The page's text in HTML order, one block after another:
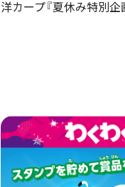
洋カープ『夏休み特別企